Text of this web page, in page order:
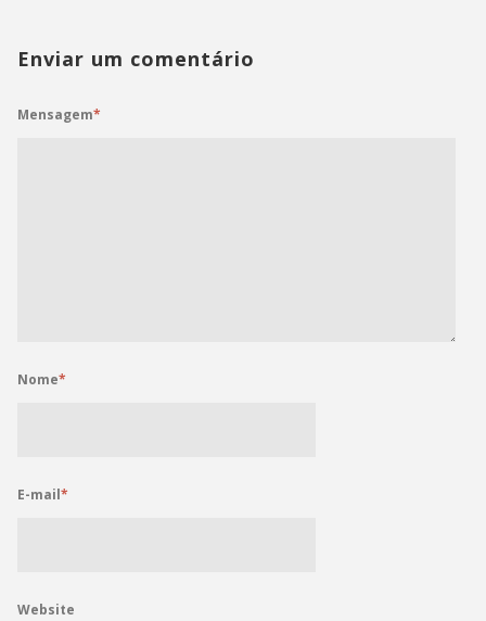
Enviar um comentário
Mensagem*
Nome*
E-mail*
Website